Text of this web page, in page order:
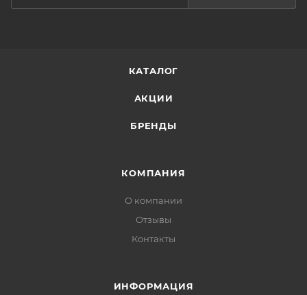
КАТАЛОГ
АКЦИИ
БРЕНДЫ
КОМПАНИЯ
О компании
Отзывы
Контакты
ИНФОРМАЦИЯ